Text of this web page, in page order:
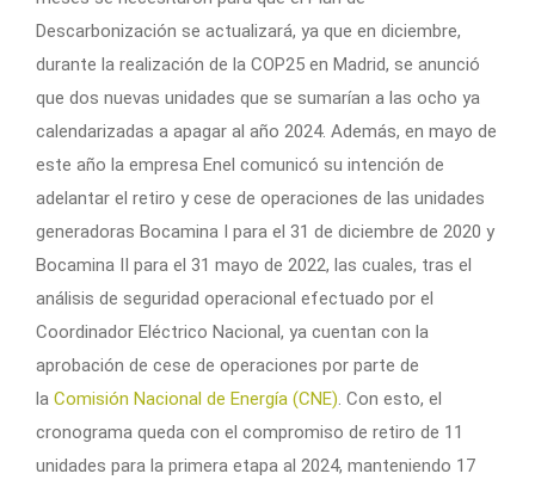
Descarbonización se actualizará, ya que en diciembre,
durante la realización de la COP25 en Madrid, se anunció
que dos nuevas unidades que se sumarían a las ocho ya
calendarizadas a apagar al año 2024. Además, en mayo de
este año la empresa Enel comunicó su intención de
adelantar el retiro y cese de operaciones de las unidades
generadoras Bocamina I para el 31 de diciembre de 2020 y
Bocamina II para el 31 mayo de 2022, las cuales, tras el
análisis de seguridad operacional efectuado por el
Coordinador Eléctrico Nacional, ya cuentan con la
aprobación de cese de operaciones por parte de
la Comisión Nacional de Energía (CNE) . Con esto, el
cronograma queda con el compromiso de retiro de 11
unidades para la primera etapa al 2024, manteniendo 17